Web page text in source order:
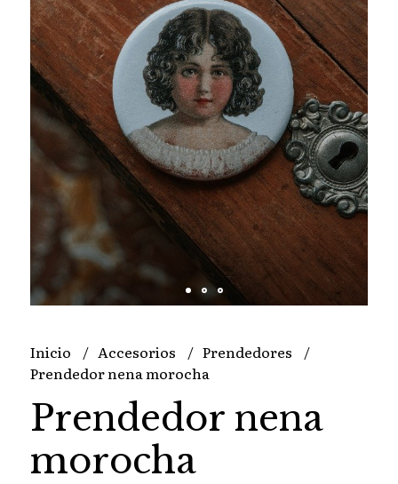
Inicio Accesorios
Prendedores
Prendedor nena morocha
Prendedor nena
morocha